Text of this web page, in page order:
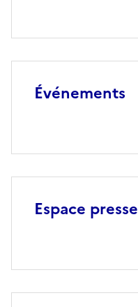
Événements
Espace presse